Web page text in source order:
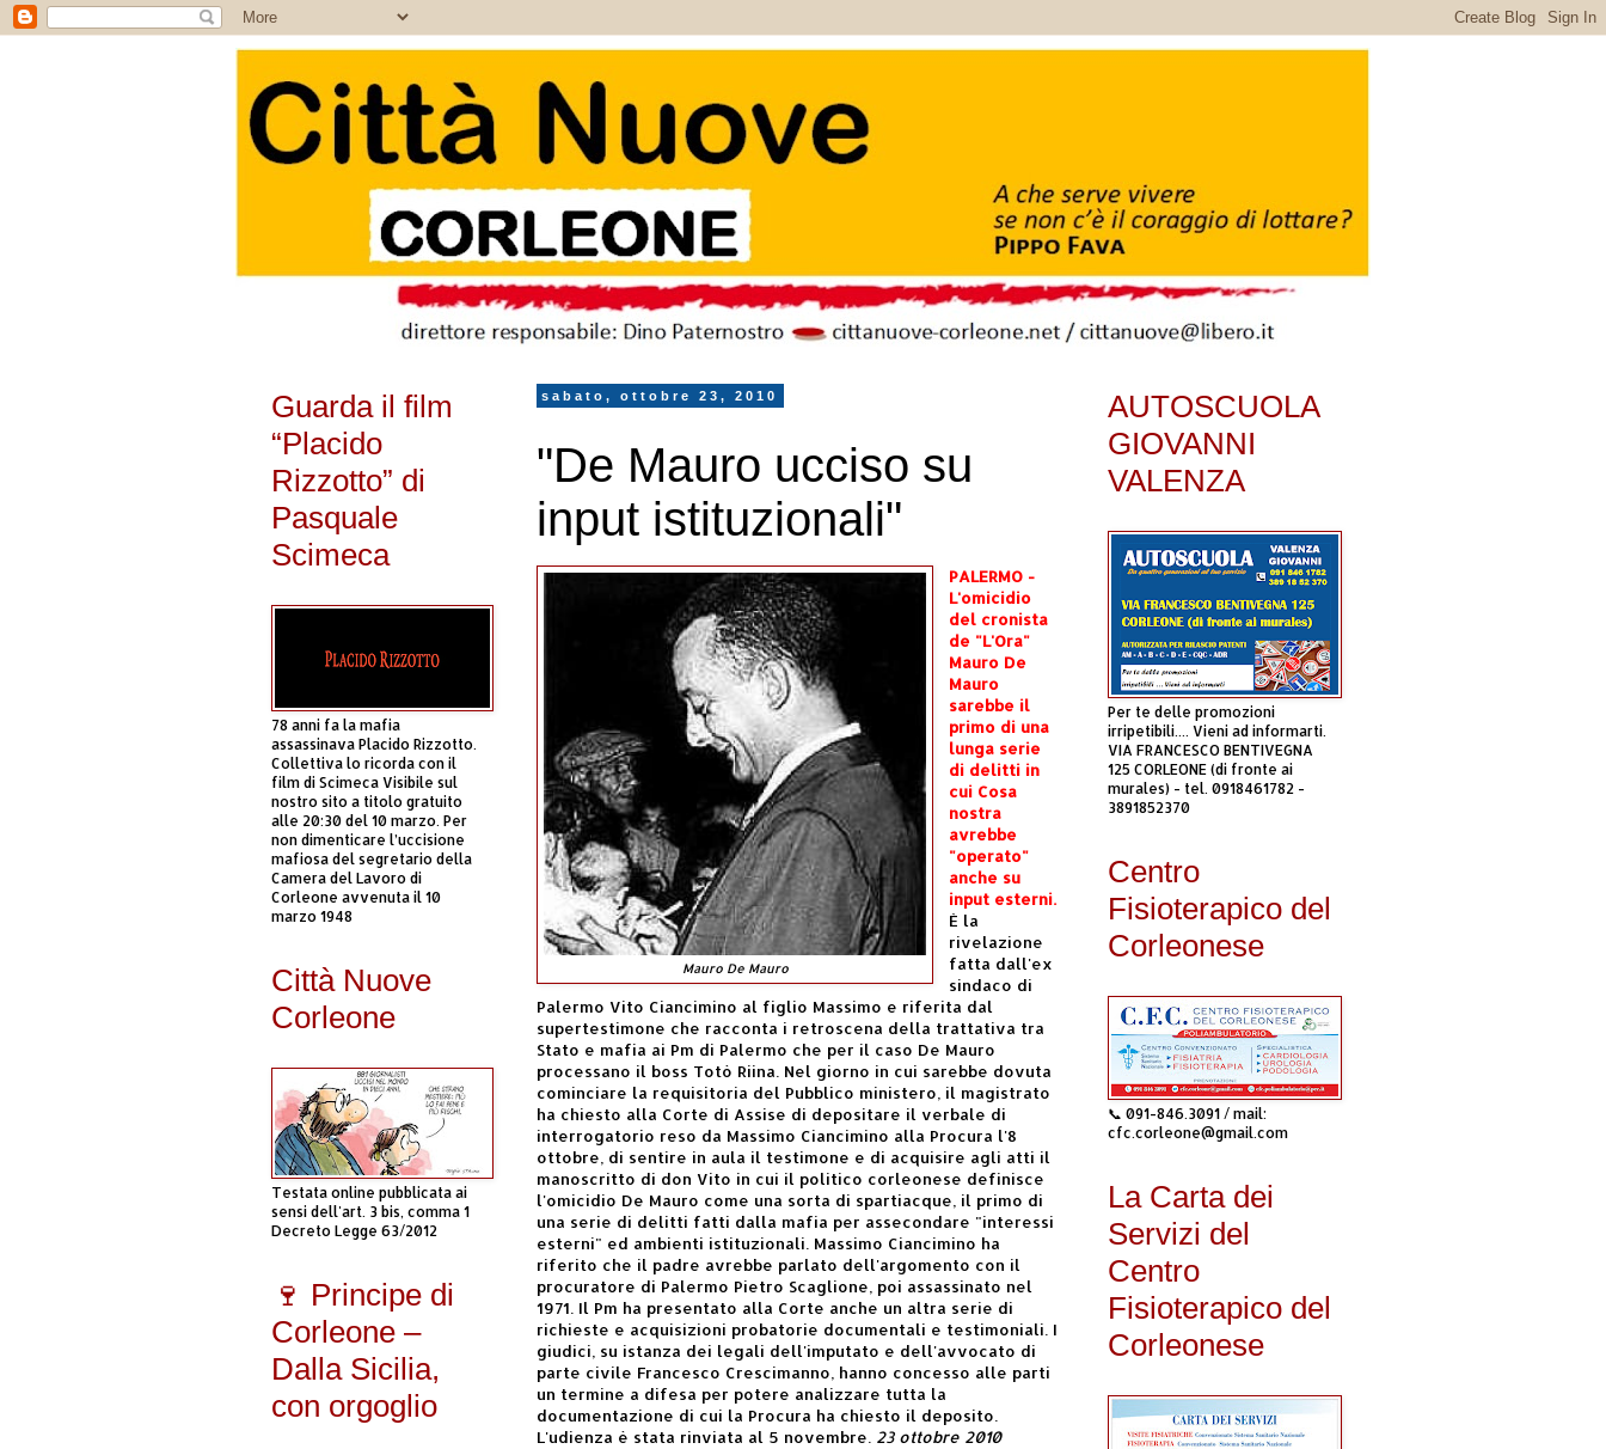
sabato, ottobre 23, 2010
"De Mauro ucciso su
input istituzionali"
Mauro De Mauro
PALERMO -
L'omicidio
del cronista
de "L'Ora"
Mauro De
Mauro
sarebbe il
primo di una
lunga serie
di delitti in
cui Cosa
nostra
avrebbe
"operato"
anche su
input esterni.
È la
rivelazione
fatta dall'ex
sindaco di
Palermo Vito Ciancimino al figlio Massimo e riferita dal
supertestimone che racconta i retroscena della trattativa tra
Stato e mafia ai Pm di Palermo che per il caso De Mauro
processano il boss Totò Riina. Nel giorno in cui sarebbe dovuta
cominciare la requisitoria del Pubblico ministero, il magistrato
ha chiesto alla Corte di Assise di depositare il verbale di
interrogatorio reso da Massimo Ciancimino alla Procura l'8
ottobre, di sentire in aula il testimone e di acquisire agli atti il
manoscritto di don Vito in cui il politico corleonese definisce
l'omicidio De Mauro come una sorta di spartiacque, il primo di
una serie di delitti fatti dalla mafia per assecondare "interessi
esterni" ed ambienti istituzionali. Massimo Ciancimino ha
riferito che il padre avrebbe parlato dell'argomento con il
procuratore di Palermo Pietro Scaglione, poi assassinato nel
1971. Il Pm ha presentato alla Corte anche un altra serie di
richieste e acquisizioni probatorie documentali e testimoniali. I
giudici, su istanza dei legali dell'imputato e dell'avvocato di
parte civile Francesco Crescimanno, hanno concesso alle parti
un termine a difesa per potere analizzare tutta la
documentazione di cui la Procura ha chiesto il deposito.
L'udienza è stata rinviata al 5 novembre. 23 ottobre 2010
Guarda il film
“Placido
Rizzotto” di
Pasquale
Scimeca
78 anni fa la mafia
assassinava Placido Rizzotto.
Collettiva lo ricorda con il
film di Scimeca Visibile sul
nostro sito a titolo gratuito
alle 20:30 del 10 marzo. Per
non dimenticare l’uccisione
mafiosa del segretario della
Camera del Lavoro di
Corleone avvenuta il 10
marzo 1948
Città Nuove
Corleone
Testata online pubblicata ai
sensi dell'art. 3 bis, comma 1
Decreto Legge 63/2012
🍷 Principe di
Corleone –
Dalla Sicilia,
con orgoglio
AUTOSCUOLA
GIOVANNI
VALENZA
Per te delle promozioni
irripetibili.... Vieni ad informarti.
VIA FRANCESCO BENTIVEGNA
125 CORLEONE (di fronte ai
murales) - tel. 0918461782 -
3891852370
Centro
Fisioterapico del
Corleonese
📞 091-846.3091 / mail:
cfc.corleone@gmail.com
La Carta dei
Servizi del
Centro
Fisioterapico del
Corleonese